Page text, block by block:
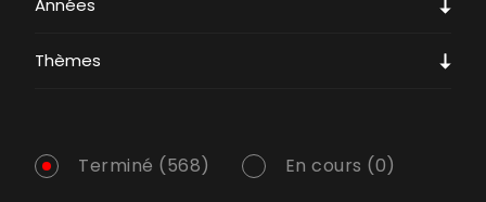
Années
Thèmes
Terminé (568) En cours (0)